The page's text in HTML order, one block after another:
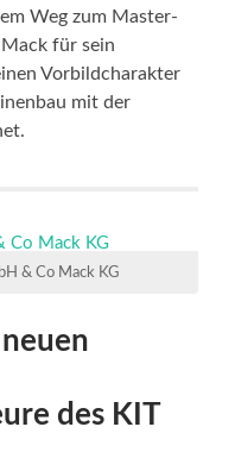
Weg zum Master-
für sein
Vorbildcharakter
mit der
& Co Mack KG
des KIT